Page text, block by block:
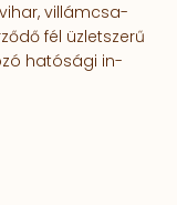
vil­lám­­csa­
fél üzletszerű
ható­sági in­